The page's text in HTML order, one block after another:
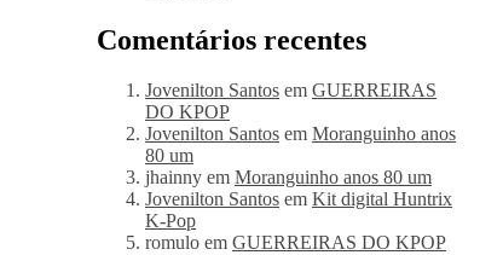
Comentários recentes
Jovenilton Santos em GUERREIRAS
DO KPOP
Jovenilton Santos em Moranguinho anos
80 um
jhainny em Moranguinho anos 80 um
Jovenilton Santos em Kit digital Huntrix
K-Pop
romulo em GUERREIRAS DO KPOP